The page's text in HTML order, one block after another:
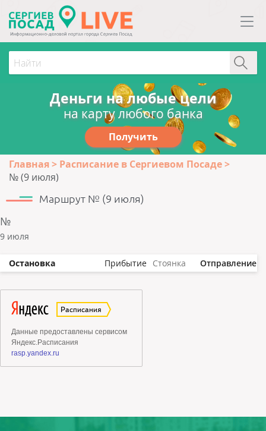
Деньги на любые цели
на карту любого банка
Получить
Главная
Расписание в Сергиевом Посаде
№ (9 июля)
Маршрут № (9 июля)
№
9 июля
Остановка Прибытие Стоянка Отправление